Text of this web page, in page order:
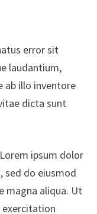
error sit
laudantium,
ab illo inventore
dicta sunt
ipsum dolor
sed do eiusmod
magna aliqua. Ut
exercitation